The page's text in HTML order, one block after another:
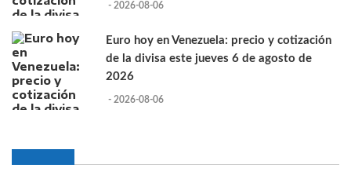
- 2026-08-06
Euro hoy en Venezuela: precio y cotización
de la divisa este jueves 6 de agosto de
2026
- 2026-08-06